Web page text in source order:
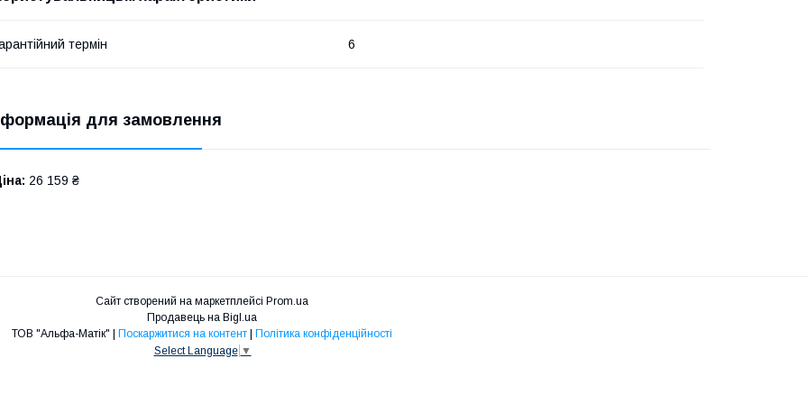
термін 6
для замовлення
26 159 ₴
Сайт створений на маркетплейсі Prom.ua
Продавець на Bigl.ua
Поскаржитися на контент
Політика конфіденційності
Select Language ▼